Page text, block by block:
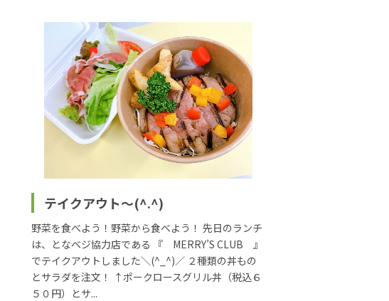
テイクアウト～(^.^)
野菜を食べよう！野菜から食べよう！ 先日のランチ
は、となベジ協力店である 『 MERRY’S CLUB 』
でテイクアウトしました＼(^_^)／ ２種類の丼もの
とサラダを注文！ ↑ポークロースグリル丼（税込６
５０円）とサ...